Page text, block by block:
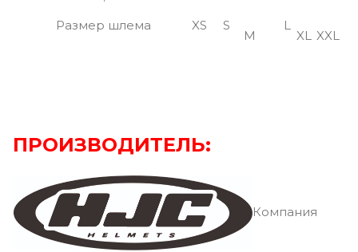
Размер шлема
XS S
M
L
XL XXL
ПРОИЗВОДИТЕЛЬ:
Компания